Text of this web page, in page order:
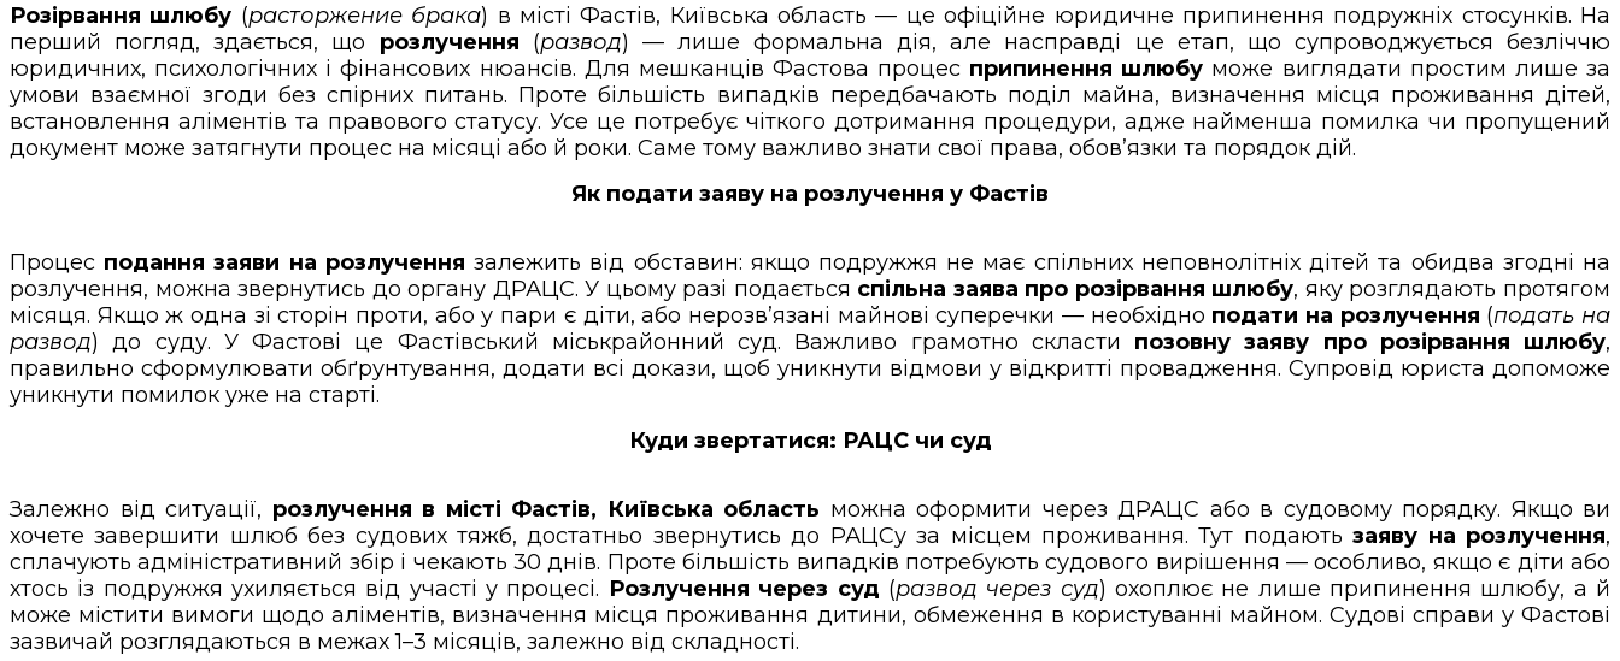
Розірвання шлюбу (расторжение брака) в місті Фастів, Київська область — це офіційне юридичне припинення подружніх стосунків. На
перший погляд, здається, що розлучення (развод) — лише формальна дія, але насправді це етап, що супроводжується безліччю
юридичних, психологічних і фінансових нюансів. Для мешканців Фастова процес припинення шлюбу може виглядати простим лише за
умови взаємної згоди без спірних питань. Проте більшість випадків передбачають поділ майна, визначення місця проживання дітей,
встановлення аліментів та правового статусу. Усе це потребує чіткого дотримання процедури, адже найменша помилка чи пропущений
документ може затягнути процес на місяці або й роки. Саме тому важливо знати свої права, обов’язки та порядок дій.
Як подати заяву на розлучення у Фастів
Процес подання заяви на розлучення залежить від обставин: якщо подружжя не має спільних неповнолітніх дітей та обидва згодні на
розлучення, можна звернутись до органу ДРАЦС. У цьому разі подається спільна заява про розірвання шлюбу, яку розглядають протягом
місяця. Якщо ж одна зі сторін проти, або у пари є діти, або нерозв’язані майнові суперечки — необхідно подати на розлучення (подать на
развод) до суду. У Фастові це Фастівський міськрайонний суд. Важливо грамотно скласти позовну заяву про розірвання шлюбу,
правильно сформулювати обґрунтування, додати всі докази, щоб уникнути відмови у відкритті провадження. Супровід юриста допоможе
уникнути помилок уже на старті.
Куди звертатися: РАЦС чи суд
Залежно від ситуації, розлучення в місті Фастів, Київська область можна оформити через ДРАЦС або в судовому порядку. Якщо ви
хочете завершити шлюб без судових тяжб, достатньо звернутись до РАЦСу за місцем проживання. Тут подаютьзаяву на розлучення,
сплачують адміністративний збір і чекають 30 днів. Проте більшість випадків потребують судового вирішення — особливо, якщо є діти або
хтось із подружжя ухиляється від участі у процесі. Розлучення через суд (развод через суд) охоплює не лише припинення шлюбу, а й
може містити вимоги щодо аліментів, визначення місця проживання дитини, обмеження в користуванні майном. Судові справи у Фастові
зазвичай розглядаються в межах 1–3 місяців, залежно від складності.